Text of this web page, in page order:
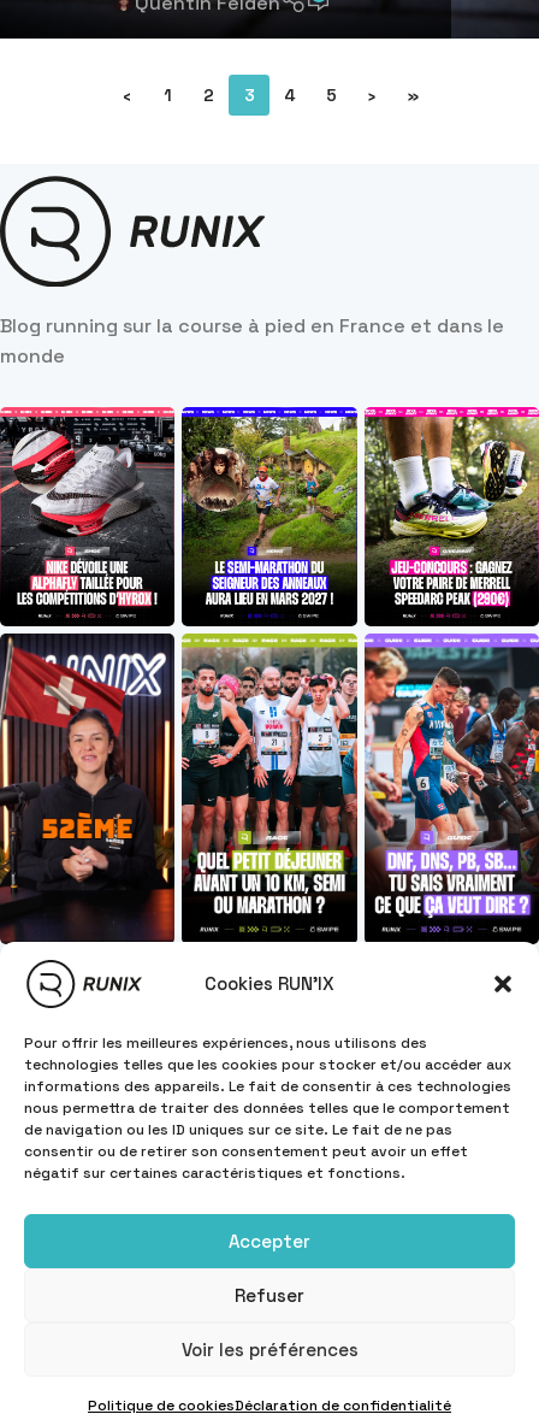
Cookies RUN'IX
Pour offrir les meilleures expériences, nous utilisons des
technologies telles que les cookies pour stocker et/ou accéder aux
informations des appareils. Le fait de consentir à ces technologies
nous permettra de traiter des données telles que le comportement
de navigation ou les ID uniques sur ce site. Le fait de ne pas
consentir ou de retirer son consentement peut avoir un effet
négatif sur certaines caractéristiques et fonctions.
Accepter
Refuser
Voir les préférences
Politique de cookiesDéclaration de confidentialité
‹ 1 2 3 4 5 › »
Blog running sur la course à pied en France et dans le
monde